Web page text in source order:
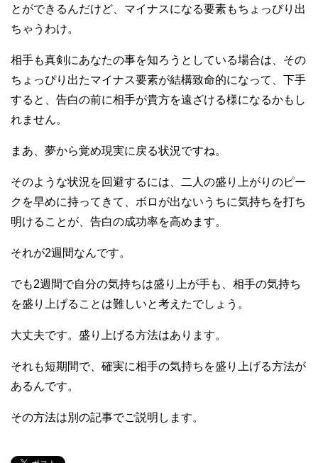
とができるんだけど、マイナスになる要素もちょっぴり出
ちゃうわけ。
相手も真剣にあなたの事を知ろうとしている場合は、その
ちょっぴり出たマイナス要素が結構致命的になって、下手
すると、告白の前に相手が貴方を遠ざける様になるかもし
れません。
まあ、夢から覚め現実に戻る状況ですね。
そのような状況を回避するには、二人の盛り上がりのピー
クを早めに持ってきて、ボロが出ないうちに気持ちを打ち
明けることが、告白の成功率を高めます。
それが2週間なんです。
でも2週間で自分の気持ちは盛り上が手も、相手の気持ち
を盛り上げることは難しいと考えたでしょう。
大丈夫です。盛り上げる方法はあります。
それも短期間で、確実に相手の気持ちを盛り上げる方法が
あるんです。
その方法は別の記事でご説明します。